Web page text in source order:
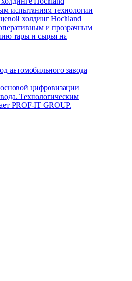
испытаниям технологии
холдинг Hochland
и прозрачным
тары и сырья на
автомобильного завода
цифровизации
Технологическим
PROF-IT GROUP.